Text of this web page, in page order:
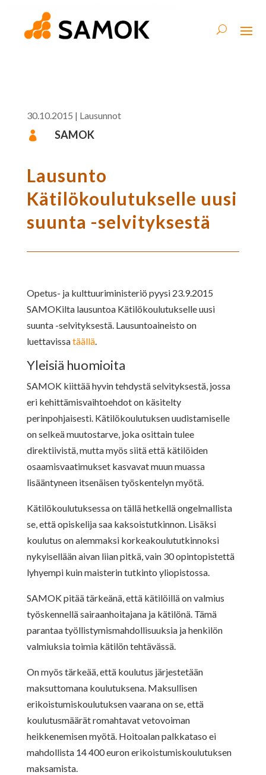
30.10.2015 | Lausunnot
 SAMOK
Lausunto
Kätilökoulutukselle uusi
suunta -selvityksestä
Opetus- ja kulttuuriministeriö pyysi 23.9.2015
SAMOKilta lausuntoa Kätilökoulutukselle uusi
suunta -selvityksestä. Lausuntoaineisto on
luettavissatäällä.
Yleisiä huomioita
SAMOK kiittää hyvin tehdystä selvityksestä, jossa
eri kehittämisvaihtoehdot on käsitelty
perinpohjaisesti. Kätilökoulutuksen uudistamiselle
on selkeä muutostarve, joka osittain tulee
direktiivistä, mutta myös siitä että kätilöiden
osaamisvaatimukset kasvavat muun muassa
lisääntyneen itsenäisen työskentelyn myötä.
Kätilökoulutuksessa on tällä hetkellä ongelmallista
se, että opiskelija saa kaksoistutkinnon. Lisäksi
koulutus on alemmaksi korkeakoulututkinnoksi
nykyisellään aivan liian pitkä, vain 30 opintopistettä
lyhyempi kuin maisterin tutkinto yliopistossa.
SAMOK pitää tärkeänä, että kätilöillä on valmius
työskennellä sairaanhoitajana ja kätilönä. Tämä
parantaa työllistymismahdollisuuksia ja henkilön
valmiuksia toimia kätilön tehtävässä.
On myös tärkeää, että koulutus järjestetään
maksuttomana koulutuksena. Maksullisen
erikoistumiskoulutuksen vaarana on se, että
koulutusmäärät romahtavat vetovoiman
heikkenemisen myötä. Hoitoalan palkkataso ei
mahdollista 14 400 euron erikoistumiskoulutuksen
maksamista.